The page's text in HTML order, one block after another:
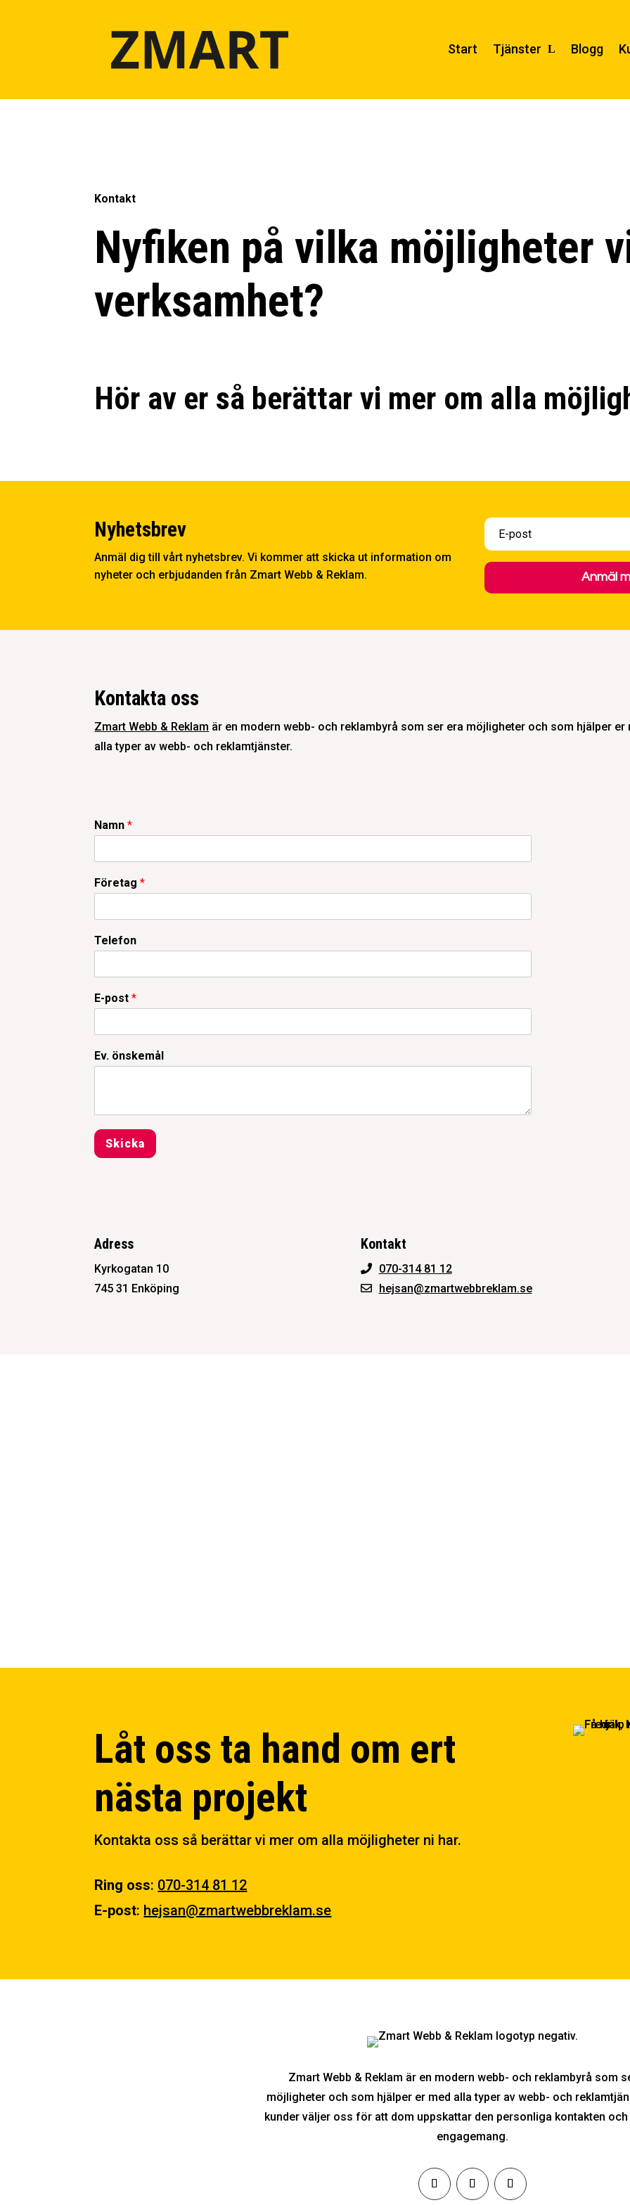
Start Tjänster Blogg
Kontakt
Nyfiken på vilka möjligheter
verksamhet?
Hör av er så berättar vi mer om alla
Nyhetsbrev
Anmäl dig till vårt nyhetsbrev. Vi kommer att skicka ut information om
nyheter och erbjudanden från Zmart Webb & Reklam.
Anmäl
Kontakta oss
Zmart Webb & Reklam är en modern webb- och reklambyrå som ser era möjligheter och som hjälper er
alla typer av webb- och reklamtjänster.
Namn*
Företag*
Telefon
E-post*
Ev. önskemål
Skicka
Adress
Kyrkogatan 10
745 31 Enköping
Kontakt
070-314 81 12
hejsan@zmartwebbreklam.se
Låt oss ta hand om ert
nästa projekt
Kontakta oss så berättar vi mer om alla möjligheter ni har.
Ring oss: 070-314 81 12
E-post: hejsan@zmartwebbreklam.se
Zmart Webb & Reklam är en modern webb- och reklambyrå som
möjligheter och som hjälper er med alla typer av webb- och
kunder väljer oss för att dom uppskattar den personliga kontakten
engagemang.